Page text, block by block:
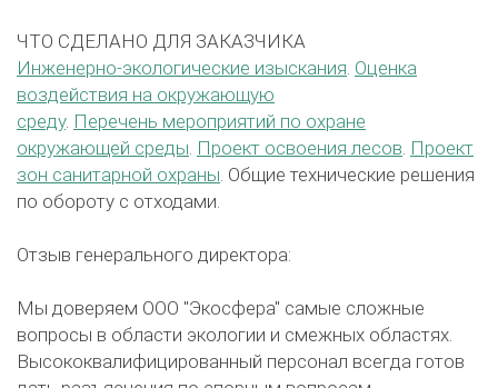
ЧТО СДЕЛАНО ДЛЯ ЗАКАЗЧИКА
Инженерно-экологические изыскания Оценка
воздействия на окружающую
среду. Перечень мероприятий по охране
окружающей среды Проект освоения лесов Проект
зон санитарной охраны . Общие технические решения
по обороту с отходами.
Отзыв генерального директора:
Мы доверяем ООО "Экосфера" самые сложные
вопросы в области экологии и смежных областях.
Высококвалифицированный персонал всегда готов